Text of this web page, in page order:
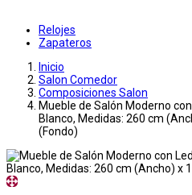
Relojes
Zapateros
Inicio
Salon Comedor
Composiciones Salon
Mueble de Salón Moderno
Blanco, Medidas: 260 cm
(Fondo)